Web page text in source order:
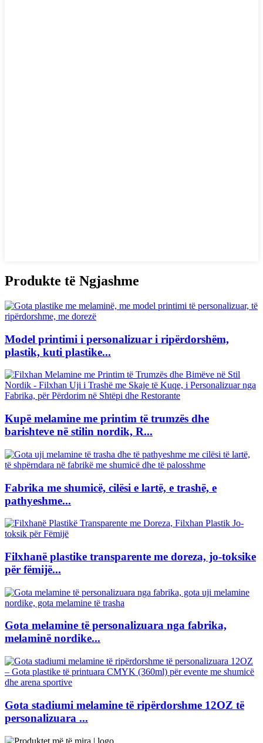
Produkte të Ngjashme
Model printimi i personalizuar i ripërdorshëm,
plastik, kuti plastike...
Kupë melamine me printim të trumzës dhe
barishteve në stilin nordik, R...
Fabrika me shumicë, cilësi e lartë, e trashë, e
pathyeshme...
Filxhanë plastike transparente me doreza, jo-toksike
për fëmijë...
Gota melamine të personalizuara nga fabrika,
melaminë nordike...
Gota stadiumi melamine të ripërdorshme 12OZ të
personalizuara ...